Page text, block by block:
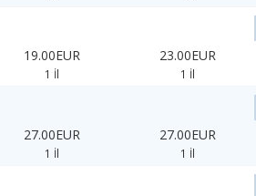
19.00EUR
1 İl
23.00EUR
1 İl
27.00EUR
1 İl
27.00EUR
1 İl